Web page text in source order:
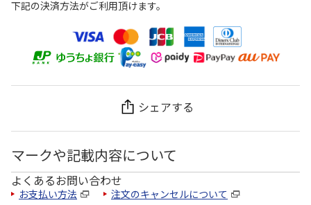
下記の決済方法がご利用頂けます。
シェアする
マークや記載内容について
よくあるお問い合わせ
お支払い方法 注文のキャンセルについて